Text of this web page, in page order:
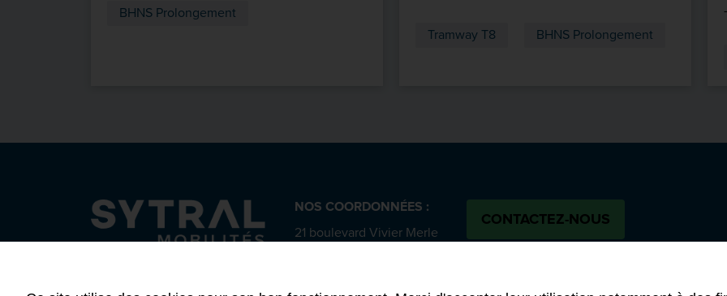
BHNS Prolongement
Tramway T8 BHNS Prolongement
NOS COORDONNÉES :
21 boulevard Vivier Merle
04 72 84 58 00
CONTACTEZ-NOUS